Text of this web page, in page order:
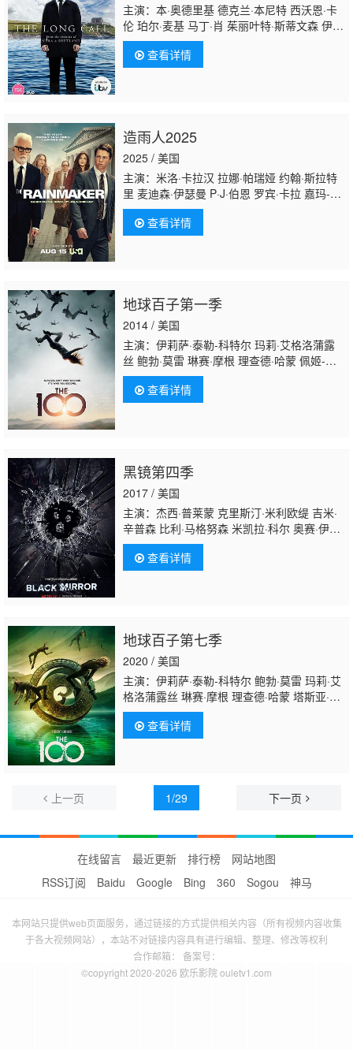
主演：本·奥德里基 德克兰·本尼特 西沃恩·卡
伦 珀尔·麦基 马丁·肖 茱丽叶特·斯蒂文森 伊芙
·海因德 Dylan Edwards 安妮塔·多布森 Sarah
Gordy 内尔·莫里西 妮娅·格温 阿米特·沙阿 艾
伦·威廉姆斯 Iona Anderson 约翰-保罗·麦克劳
查看详情
造雨人2025
2025 / 美国
主演：米洛·卡拉汉 拉娜·帕瑞娅 约翰·斯拉特
里 麦迪森·伊瑟曼 P·J·伯恩 罗宾·卡拉 嘉玛-莉
亚·德弗罗 托米·厄尔·詹金斯 梅根·麦克唐奈 乔
纳森·哈登 格温·麦克艾尔文 迈克尔·耶尔 布鲁
诺·冈恩 Loré Adewusi 丹·福勒 韦德·布里格斯
查看详情
地球百子第一季
2014 / 美国
主演：伊莉萨·泰勒-科特尔 玛莉·艾格洛蒲露
丝 鲍勃·莫雷 琳赛·摩根 理查德·哈蒙 佩姬-图
柯 亨利·伊安·库斯克 克里斯托弗·拉金 加洛德·
约瑟夫 艾赛亚·华盛顿 萨钦·萨赫勒 戴文·博斯
蒂克 塔斯亚·特莱斯 阿迪纳·波特 路易莎·德奥
马斯·麦克唐纳 艾瑞卡·塞拉 亚历桑德罗·朱利
安尼 扎克·麦克格温 阿莉西娅·戴柏南·凯里 凯
蒂·斯图亚特 迈克尔·比奇 伊芙·哈洛 格
查看详情
黑镜第四季
2017 / 美国
主演：杰西·普莱蒙 克里斯汀·米利欧缇 吉米·
辛普森 比利·马格努森 米凯拉·科尔 奥赛·伊克
希尔 罗丝玛丽·德薇特 布伦娜·哈丁 欧文·泰
格 安吉拉·弗恩特 尼古拉斯·坎贝尔 保罗·布朗
斯坦 安德丽娅·赖斯伯勒 安东尼·威尔士 乔治
山德拉·罗奇 亚伦·保尔 布赖恩·佩蒂福 阿明·卡
丽玛 詹姆斯·伊莱斯 阿曼达·沃伦 阿尔迪斯·霍
吉 萨拉·阿伯特 卡伦·索尼娅·塞沃
查看详情
地球百子第七季
2020 / 美国
主演：伊莉萨·泰勒-科特尔 鲍勃·莫雷 玛莉·艾
格洛蒲露丝 琳赛·摩根 理查德·哈蒙 塔斯亚·特
莱斯 Shelby Flannery 山农·库克 卓库·莫
度 JR·波恩 阿迪纳·波特 路易莎·德奥维拉 加
洛德·约瑟夫 萨钦·萨赫勒 塔蒂·加布里埃 扎克·
科他·道尔比 凯伦·霍尔尼斯 斯蒂芬·阿德科鲁
查看详情
上一页 1/29 下一页
在线留言 最近更新 排行榜
网站地图
RSS订阅
Baidu Google Bing 360 Sogou 神马
本网站只提供web页面服务，通过链接的方式提供相关内容（所有视频内容收集
于各大视频网站），本站不对链接内容具有进行编辑、整理、修改等权利
合作邮箱： 备案号：
©copyright 2020-2026 欧乐影院 ouletv1.com